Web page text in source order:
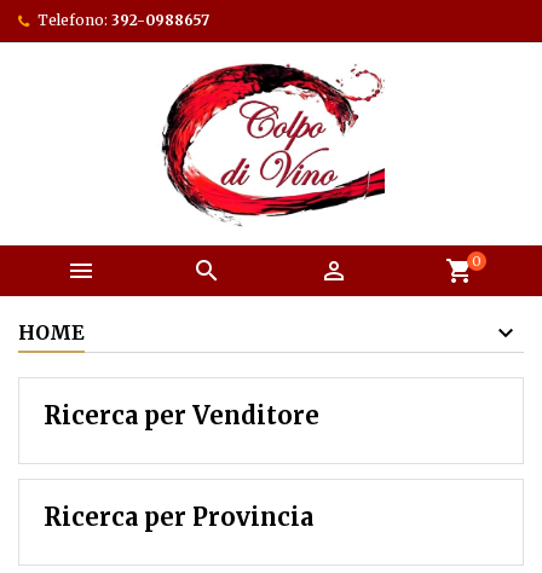
Telefono: 392-0988657
   shopping_cart0
HOME
Ricerca per Venditore
Ricerca per Provincia